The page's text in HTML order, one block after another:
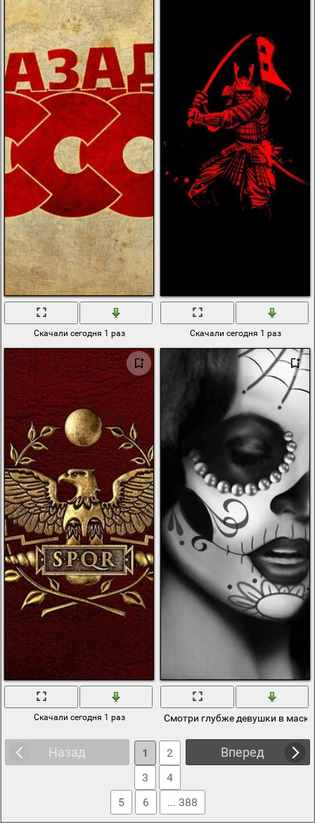
Скачали сегодня 1 раз Скачали сегодня 1 раз
Скачали сегодня 1 раз Смотри глубже девушки в маске
Назад Вперед
1
2
3
4
5
6 ... 388